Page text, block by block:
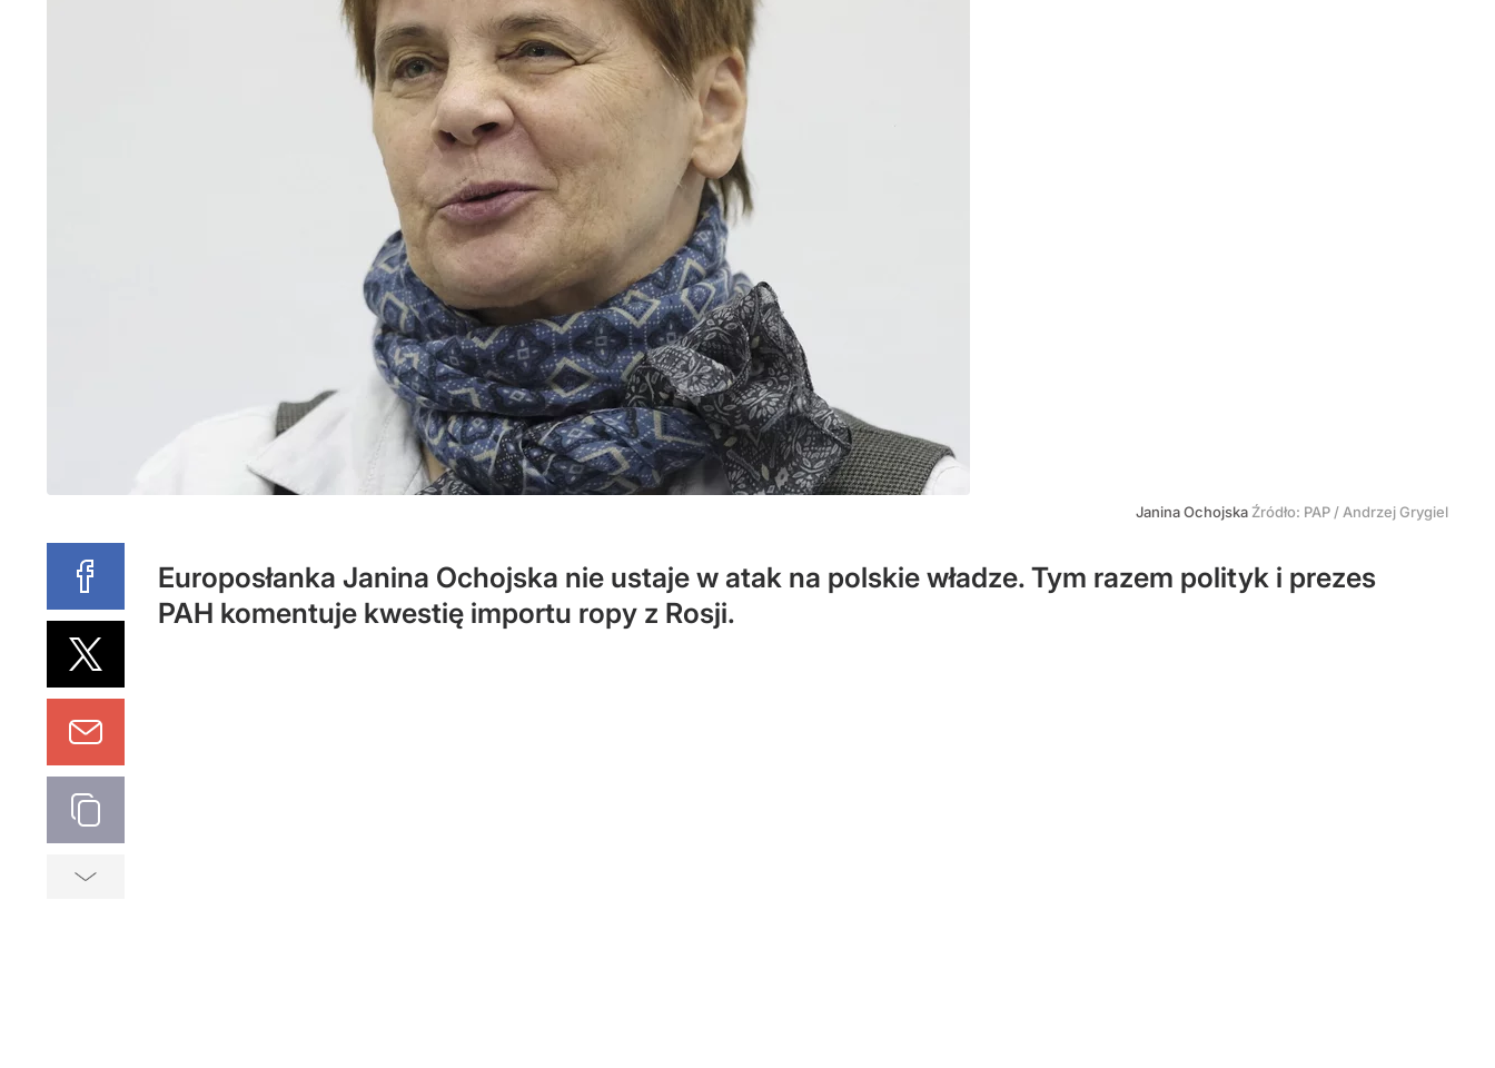
Janina Ochojska Źródło: PAP / Andrzej Grygiel
Europosłanka Janina Ochojska nie ustaje w atak na polskie władze. Tym razem polityk i prezes
PAH komentuje kwestię importu ropy z Rosji.